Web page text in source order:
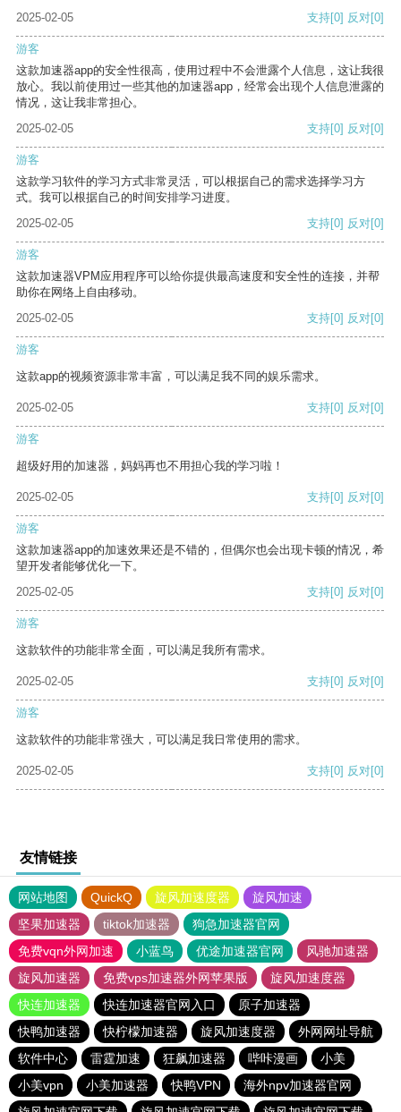
2025-02-05
支持[0] 反对[0]
游客
这款加速器app的安全性很高，使用过程中不会泄露个人信息，这让我很
放心。我以前使用过一些其他的加速器app，经常会出现个人信息泄露的
情况，这让我非常担心。
2025-02-05
支持[0] 反对[0]
游客
这款学习软件的学习方式非常灵活，可以根据自己的需求选择学习方
式。我可以根据自己的时间安排学习进度。
2025-02-05
支持[0] 反对[0]
游客
这款加速器VPM应用程序可以给你提供最高速度和安全性的连接，并帮
助你在网络上自由移动。
2025-02-05
支持[0] 反对[0]
游客
这款app的视频资源非常丰富，可以满足我不同的娱乐需求。
2025-02-05 支持[0] 反对[0]
游客
超级好用的加速器，妈妈再也不用担心我的学习啦！
2025-02-05 支持[0] 反对[0]
游客
这款加速器app的加速效果还是不错的，但偶尔也会出现卡顿的情况，希
望开发者能够优化一下。
2025-02-05
支持[0] 反对[0]
游客
这款软件的功能非常全面，可以满足我所有需求。
2025-02-05 支持[0] 反对[0]
游客
这款软件的功能非常强大，可以满足我日常使用的需求。
2025-02-05 支持[0] 反对[0]
友情链接
网站地图 QuickQ 旋风加速度器
旋风加速
坚果加速器
tiktok加速器
狗急加速器官网
免费vqn外网加速
小蓝鸟 优途加速器官网
风驰加速器
旋风加速器
免费vps加速器外网苹果版
旋风加速度器
快连加速器
快连加速器官网入口
原子加速器
快鸭加速器
快柠檬加速器 旋风加速度器
外网网址导航
软件中心
雷霆加速 狂飙加速器 哔咔漫画
小美
小美vpn
小美加速器 快鸭VPN
海外npv加速器官网